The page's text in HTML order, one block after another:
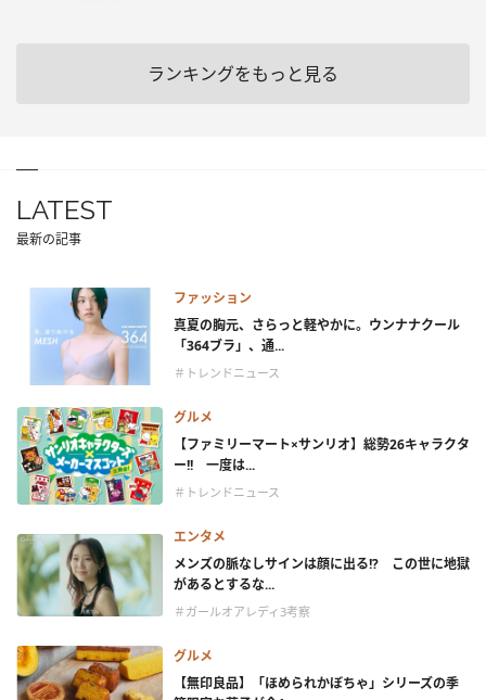
ランキングをもっと見る
LATEST
最新の記事
ファッション
真夏の胸元、さらっと軽やかに。ウンナナクール
「364ブラ」、通...
＃トレンドニュース
グルメ
【ファミリーマート×サンリオ】総勢26キャラクタ
ー!! 一度は...
＃トレンドニュース
エンタメ
メンズの脈なしサインは顔に出る!? この世に地獄
があるとするな...
＃ガールオアレディ3考察
グルメ
【無印良品】「ほめられかぼちゃ」シリーズの季